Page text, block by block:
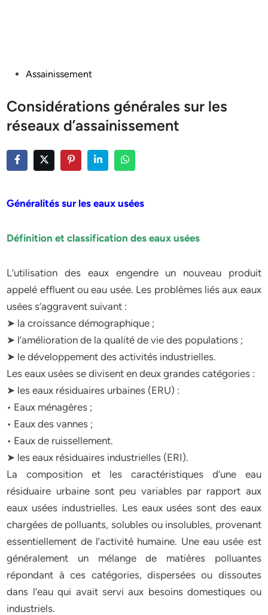
PostedAssainissement
Considérations générales sur les
réseaux d’assainissement
Généralités sur les eaux usées
Définition et classification des eaux usées
L’utilisation des eaux engendre un nouveau produit
appelé effluent ou eau usée. Les problèmes liés aux eaux
usées s’aggravent suivant :
➤ la croissance démographique ;
➤ l’amélioration de la qualité de vie des populations ;
➤ le développement des activités industrielles.
Les eaux usées se divisent en deux grandes catégories :
➤ les eaux résiduaires urbaines (ERU) :
• Eaux ménagères ;
• Eaux des vannes ;
• Eaux de ruissellement.
➤ les eaux résiduaires industrielles (ERI).
La composition et les caractéristiques d’une eau
résiduaire urbaine sont peu variables par rapport aux
eaux usées industrielles. Les eaux usées sont des eaux
chargées de polluants, solubles ou insolubles, provenant
essentiellement de l’activité humaine. Une eau usée est
généralement un mélange de matières polluantes
répondant à ces catégories, dispersées ou dissoutes
dans l’eau qui avait servi aux besoins domestiques ou
industriels.